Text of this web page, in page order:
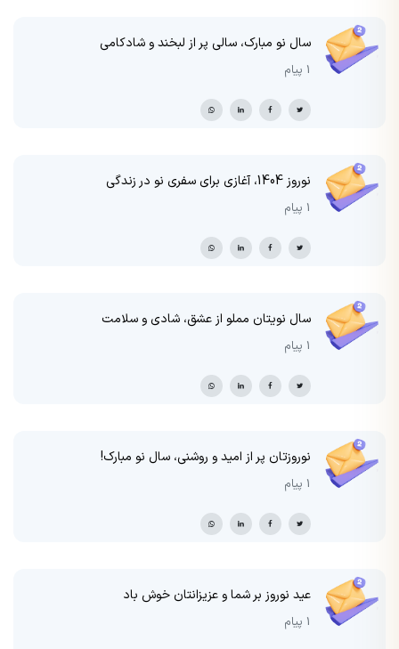
سال نو مبارک، سالی پر از لبخند و شادکامی
1 پیام
نوروز 1404، آغازی برای سفری نو در زندگی
1 پیام
سال نویتان مملو از عشق، شادی و سلامت
1 پیام
نوروزتان پر از امید و روشنی، سال نو مبارک!
1 پیام
عید نوروز بر شما و عزیزانتان خوش باد
1 پیام